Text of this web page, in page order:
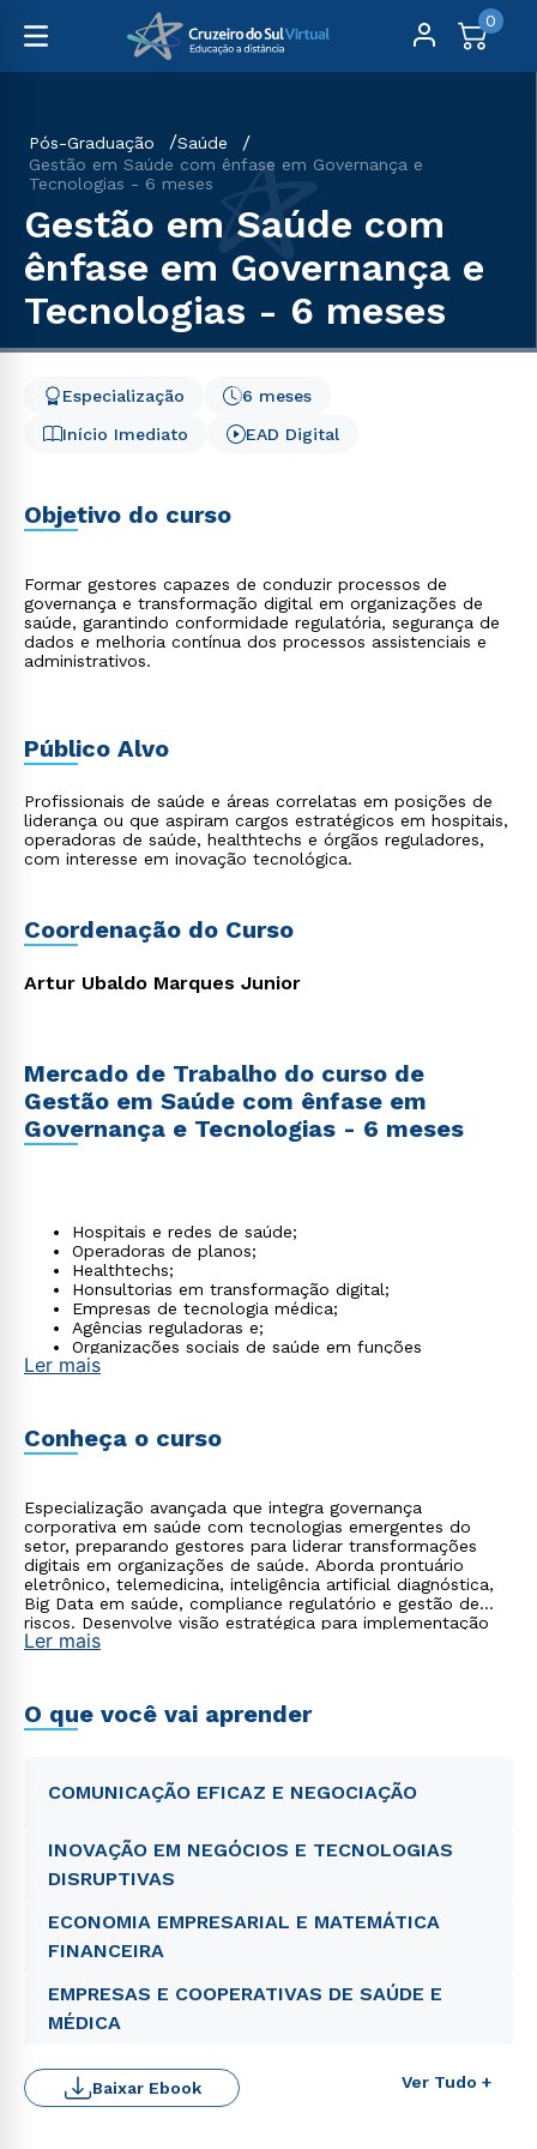
0
Pós-Graduação
Saúde
Gestão em Saúde com ênfase em Governança e
Tecnologias - 6 meses
Gestão em Saúde com
ênfase em Governança e
Tecnologias - 6 meses
Início Imediato
6 meses
Especialização
EAD Digital
Objetivo do curso
Formar gestores capazes de conduzir processos de
governança e transformação digital em organizações de
saúde, garantindo conformidade regulatória, segurança de
dados e melhoria contínua dos processos assistenciais e
administrativos.
Público Alvo
Profissionais de saúde e áreas correlatas em posições de
liderança ou que aspiram cargos estratégicos em hospitais,
operadoras de saúde, healthtechs e órgãos reguladores,
com interesse em inovação tecnológica.
Coordenação do Curso
Artur Ubaldo Marques Junior
Mercado de Trabalho do curso de
Gestão em Saúde com ênfase em
Governança e Tecnologias - 6 meses
Hospitais e redes de saúde;
Operadoras de planos;
Healthtechs;
Honsultorias em transformação digital;
Empresas de tecnologia médica;
Agências reguladoras e;
Organizações sociais de saúde em funções
estratégicas e de governança.
Ler mais
Conheça o curso
Especialização avançada que integra governança
corporativa em saúde com tecnologias emergentes do
setor, preparando gestores para liderar transformações
digitais em organizações de saúde. Aborda prontuário
eletrônico, telemedicina, inteligência artificial diagnóstica,
Big Data em saúde, compliance regulatório e gestão de
riscos. Desenvolve visão estratégica para implementação
de inovações tecnológicas alinhadas à governança
Ler mais
O que você vai aprender
COMUNICAÇÃO EFICAZ E NEGOCIAÇÃO
INOVAÇÃO EM NEGÓCIOS E TECNOLOGIAS
DISRUPTIVAS
ECONOMIA EMPRESARIAL E MATEMÁTICA
FINANCEIRA
EMPRESAS E COOPERATIVAS DE SAÚDE E
MÉDICA
Ver Tudo +
Baixar Ebook